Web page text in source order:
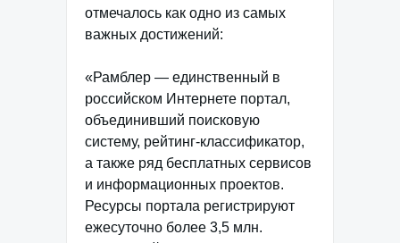
отмечалось как одно из самых
важных достижений:
«Рамблер — единственный в
российском Интернете портал,
объединивший поисковую
систему, рейтинг-классификатор,
а также ряд бесплатных сервисов
и информационных проектов.
Ресурсы портала регистрируют
ежесуточно более 3,5 млн.